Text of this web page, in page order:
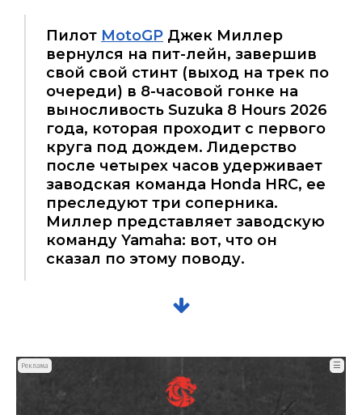
Пилот MotoGP Джек Миллер
вернулся на пит-лейн, завершив
свой свой стинт (выход на трек по
очереди) в 8-часовой гонке на
выносливость Suzuka 8 Hours 2026
года, которая проходит с первого
круга под дождем. Лидерство
после четырех часов удерживает
заводская команда Honda HRC, ее
преследуют три соперника.
Миллер представляет заводскую
команду Yamaha: вот, что он
сказал по этому поводу.
Реклама ☰